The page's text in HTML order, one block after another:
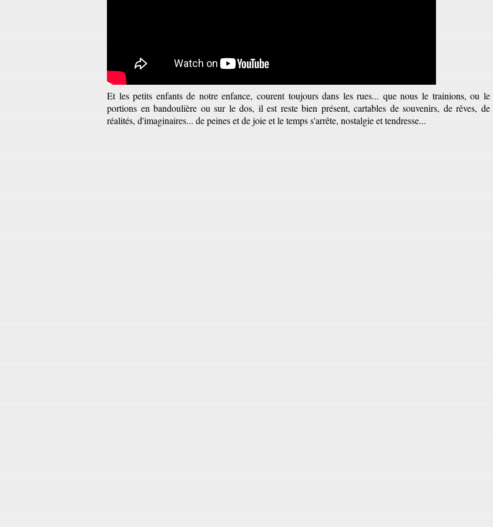
Et les petits enfants de notre enfance, courent toujours dans les rues... que nous le trainions, ou le
portions en bandoulière ou sur le dos, il est reste bien présent, cartables de souvenirs, de rêves, de
réalités, d'imaginaires... de peines et de joie et le temps s'arrête, nostalgie et tendresse...